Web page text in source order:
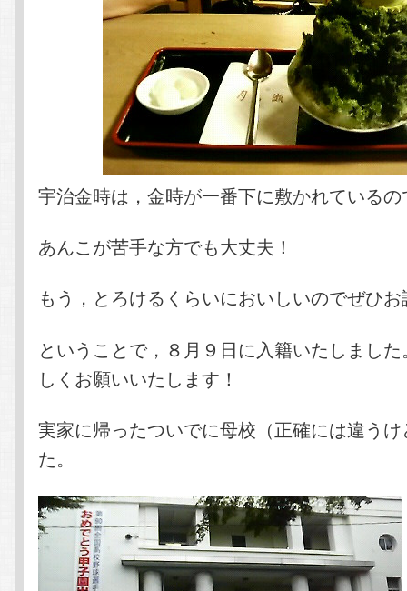
宇治金時は，金時が一番下に敷かれているの
あんこが苦手な方でも大丈夫！
もう，とろけるくらいにおいしいのでぜひ
ということで，８月９日に入籍いたしまし
しくお願いいたします！
実家に帰ったついでに母校（正確には違う
た。